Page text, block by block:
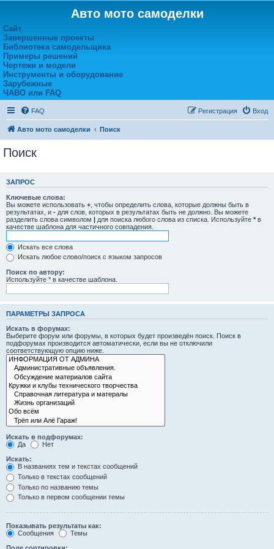
Авто мото самоделки
Сайт
Завершенные проекты
Библиотека самодельщика
Примеры решений
Чертежи и модели
Инструменты и оборудование
Зарубежные
ЧАВО или FAQ
FAQ Вход
Регистрация
Авто мото самоделки Поиск
Поиск
ЗАПРОС
Ключевые слова:
Вы можете использовать + , чтобы определить слова, которые должны быть в
результатах, и - для слов, которых в результатах быть не должно. Вы можете
разделить слова символом | для поиска любого слова из списка. Используйте * в
качестве шаблона для частичного совпадения.
Искать все слова
Искать любое слово/поиск с языком запросов
Поиск по автору:
Используйте * в качестве шаблона.
ПАРАМЕТРЫ ЗАПРОСА
Искать в форумах:
Выберите форум или форумы, в которых будет произведён поиск. Поиск в
подфорумах производится автоматически, если вы не отключили
соответствующую опцию ниже.
Искать в подфорумах:
Да
Нет
Искать:
В названиях тем и текстах сообщений
Только в текстах сообщений
Только по названию темы
Только в первом сообщении темы
Показывать результаты как:
Сообщения
Темы